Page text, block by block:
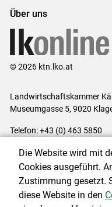
Über uns
© 2026 ktn.lko.at
Landwirtschaftskammer
Museumgasse 5, 9020
Telefon: +43 (0) 463 5850
Impressum|Kontakt|
Cookie-Einstellungen
Die Website wird mit
Cookies ausgeführt.
Zustimmung gesetzt.
diese Website in den